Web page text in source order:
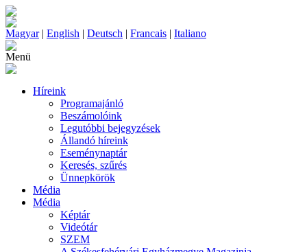
Magyar| English | Deutsch | Francais | Italiano
Menü
Híreink
Programajánló
Beszámolóink
Legutóbbi bejegyzések
Állandó híreink
Eseménynaptár
Keresés, szűrés
Ünnepkörök
Média
Média
Képtár
Videótár
SZEM